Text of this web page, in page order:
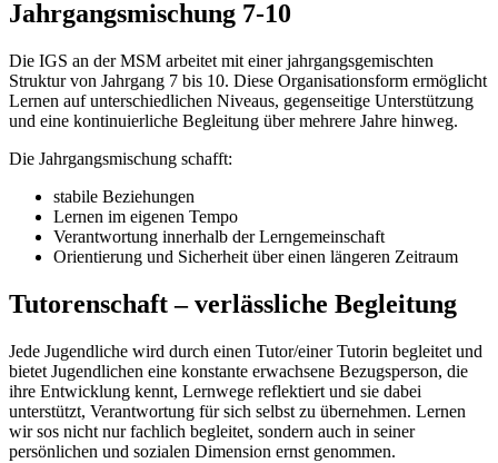
Jahrgangsmischung 7-10
Die IGS an der MSM arbeitet mit einer jahrgangsgemischten
Struktur von Jahrgang 7 bis 10. Diese Organisationsform ermöglicht
Lernen auf unterschiedlichen Niveaus, gegenseitige Unterstützung
und eine kontinuierliche Begleitung über mehrere Jahre hinweg.
Die Jahrgangsmischung schafft:
stabile Beziehungen
Lernen im eigenen Tempo
Verantwortung innerhalb der Lerngemeinschaft
Orientierung und Sicherheit über einen längeren Zeitraum
Tutorenschaft – verlässliche Begleitung
Jede Jugendliche wird durch einen Tutor/einer Tutorin begleitet und
bietet Jugendlichen eine konstante erwachsene Bezugsperson, die
ihre Entwicklung kennt, Lernwege reflektiert und sie dabei
unterstützt, Verantwortung für sich selbst zu übernehmen. Lernen
wir sos nicht nur fachlich begleitet, sondern auch in seiner
persönlichen und sozialen Dimension ernst genommen.